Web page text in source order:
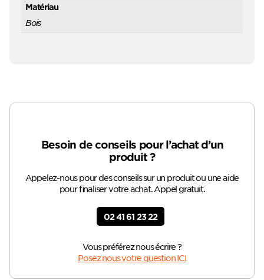
Matériau
Bois
Besoin de conseils pour l’achat d’un
produit ?
Appelez-nous pour des conseils sur un produit ou une aide
pour finaliser votre achat. Appel gratuit.
02 41 61 23 22
Vous préférez nous écrire ?
Posez nous votre question ICI